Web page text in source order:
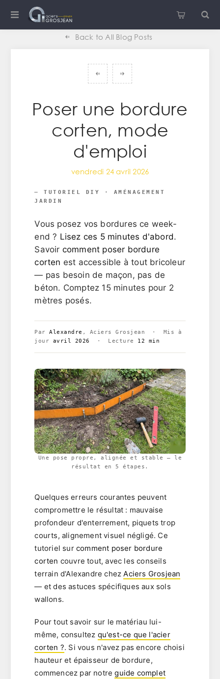
Back to All Blog Posts
Poser une bordure
corten, mode
d'emploi
vendredi 24 avril 2026
— TUTORIEL DIY · AMÉNAGEMENT
JARDIN
Vous posez vos bordures ce week-
end ? Lisez ces 5 minutes d'abord.
Savoir comment poser bordure
corten est accessible à tout bricoleur
— pas besoin de maçon, pas de
béton. Comptez 15 minutes pour 2
mètres posés.
ParAlexandre , Aciers Grosjean · Mis à
jour avril 2026 · Lecture 12 min
Une pose propre, alignée et stable — le
résultat en 5 étapes.
Quelques erreurs courantes peuvent
compromettre le résultat : mauvaise
profondeur d'enterrement, piquets trop
courts, alignement visuel négligé. Ce
tutoriel sur comment poser bordure
corten couvre tout, avec les conseils
terrain d'Alexandre chez Aciers Grosjean
— et des astuces spécifiques aux sols
wallons.
Pour tout savoir sur le matériau lui-
même, consultez qu'est-ce que l'acier
corten ?. Si vous n'avez pas encore choisi
hauteur et épaisseur de bordure,
commencez par notreguide complet